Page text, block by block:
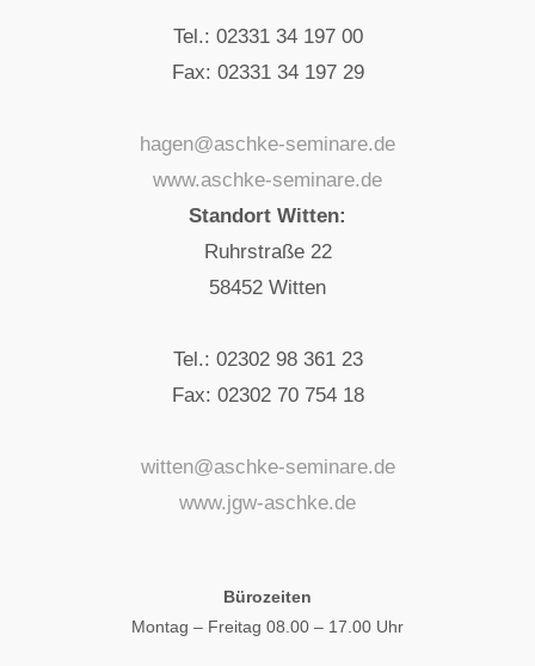
Tel.: 02331 34 197 00
Fax: 02331 34 197 29
hagen@aschke-seminare.de
www.aschke-seminare.de
Standort Witten:
Ruhrstraße 22
58452 Witten
Tel.: 02302 98 361 23
Fax: 02302 70 754 18
witten@aschke-seminare.de
www.jgw-aschke.de
Bürozeiten
Montag – Freitag 08.00 – 17.00 Uhr